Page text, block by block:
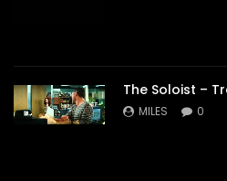
The Soloist –
MILES 0